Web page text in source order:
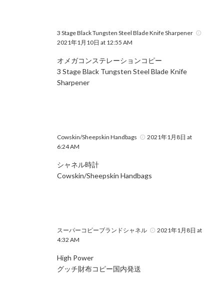
3 Stage Black Tungsten Steel Blade Knife Sharpener
2021年1月10日 at 12:55 AM
オメガコンステレーションコピー
3 Stage Black Tungsten Steel Blade Knife
Sharpener
Cowskin/Sheepskin Handbags
2021年1月8日 at
6:24 AM
シャネル時計
Cowskin/Sheepskin Handbags
スーパーコピーブランドシャネル
2021年1月8日 at
4:32 AM
High Power
グッチ財布コピー国内発送